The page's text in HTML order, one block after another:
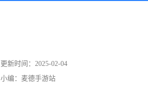
更新时间： 2025-02-04
小编： 麦德手游站